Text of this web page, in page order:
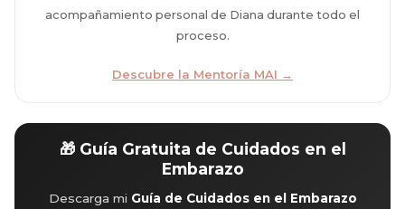
acompañamiento personal de Diana durante todo el
proceso.
Descubre la Mentoría MAI →
🎁 Guía Gratuita de Cuidados en el
Embarazo
Descarga mi Guía de Cuidados en el Embarazo